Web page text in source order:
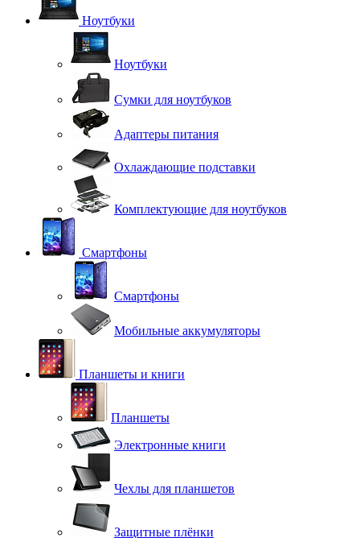
Ноутбуки
Ноутбуки
Сумки для ноутбуков
Адаптеры питания
Охлаждающие подставки
Комплектующие для ноутбуков
Смартфоны
Смартфоны
Мобильные аккумуляторы
Планшеты и книги
Планшеты
Электронные книги
Чехлы для планшетов
Защитные плёнки